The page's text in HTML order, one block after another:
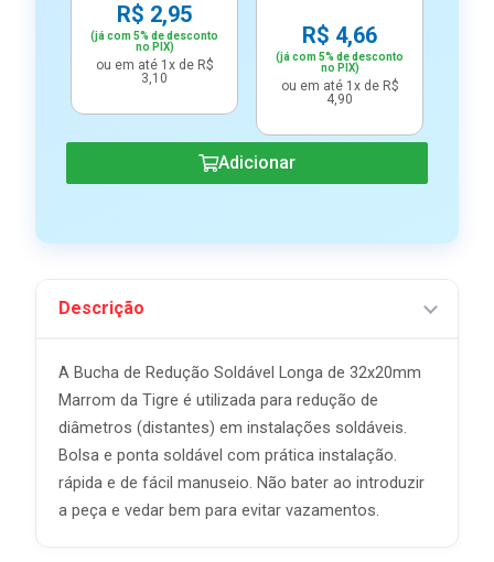
R$ 2,95
(já com 5% de desconto
no PIX)
ou em até 1x de R$
3,10
R$ 4,66
(já com 5% de desconto
no PIX)
ou em até 1x de R$
4,90
Adicionar
Descrição
A Bucha de Redução Soldável Longa de 32x20mm
Marrom da Tigre é utilizada para redução de
diâmetros (distantes) em instalações soldáveis.
Bolsa e ponta soldável com prática instalação.
rápida e de fácil manuseio. Não bater ao introduzir
a peça e vedar bem para evitar vazamentos.